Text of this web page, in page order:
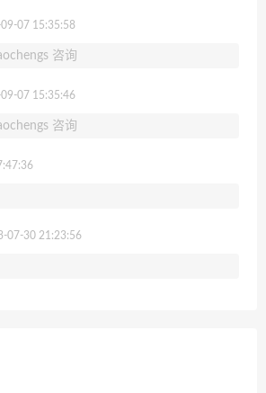
07 15:35:58
咨询
07 15:35:46
咨询
07-30 21:23:56